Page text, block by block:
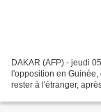
DAKAR (AFP) - jeudi
l'opposition en Guinée,
rester à l'étranger,